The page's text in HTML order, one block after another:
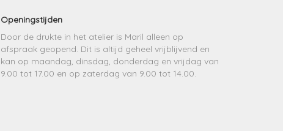
Openingstijden
Door de drukte in het atelier is Maril alleen op
afspraak geopend. Dit is altijd geheel vrijblijvend en
kan op maandag, dinsdag, donderdag en vrijdag van
9.00 tot 17.00 en op zaterdag van 9.00 tot 14.00.